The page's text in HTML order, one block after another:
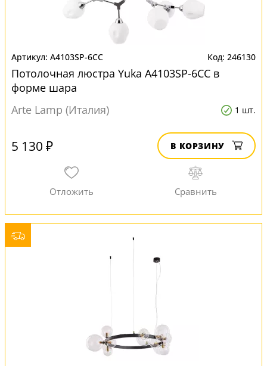
A4103SP-6CC 246130
Потолочная люстра Yuka A4103SP-6CC в
форме шара
Arte Lamp (Италия)
1 шт.
5 130 ₽ В КОРЗИНУ